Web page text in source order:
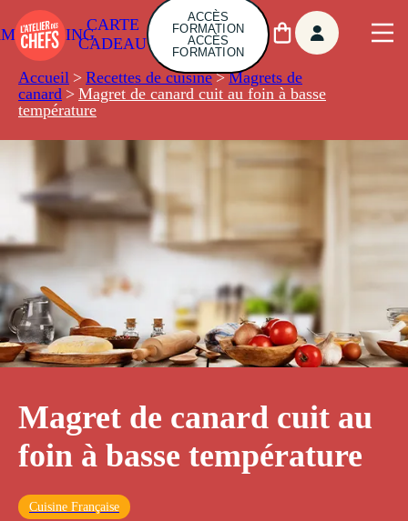
CARTE
CADEAU
ACCÈS
FORMATION
ACCÈS
FORMATION
Accueil > Recettes de cuisine > Magrets de
canard > Magret de canard cuit au foin à basse
température
Magret de canard cuit au
foin à basse température
Cuisine Française